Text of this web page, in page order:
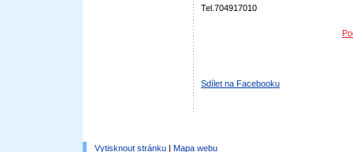
Tel.704917010
Sdílet na Facebooku
Vytisknout stránku | Mapa webu